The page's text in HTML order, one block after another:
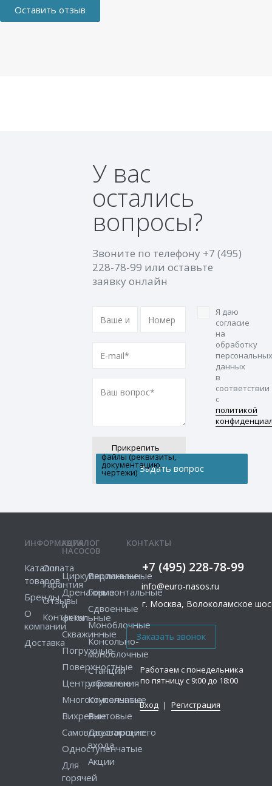
Оставить отзыв
У вас
остались
вопросы?
Звоните по телефону +7 (495)
228-78-99 или оставьте
заявку онлайн
Прикрепить
файлы (реквизиты,
документацию,
чертежи)
Я даю
согласие
на
обработку
персональных
данных
в
соответствии
с
политикой
КОНТАКТЫ
+7 (495) 228-78-99
info@euro-nasos.ru
г. Москва, Волоколамское
Работаем с понедельника
по пятницу с 9:00 до 18:00
Вход | Регистрация
ИНФОРМАЦИЯ
Каталог
товаров
Бренды
О
компании
Доставка
Оплата
Гарантия
Отзывы
Контакты
КАТАЛОГ
НАСОСОВ
Циркуляционные
Дренажные
и
фекальные
Скважинные
Погружные
Поверхностные
Центробежные
Многоступенчатые
Вихревые
Самовсасывающие
Одноступенчатые
Для
горячей
Вертикальные
Горизонтальные
Сдвоенные
Моноблочные
Консольно-
моноблочные
Станции
управления
Консольные
Винтовые
Двустороннего
входа
Акции